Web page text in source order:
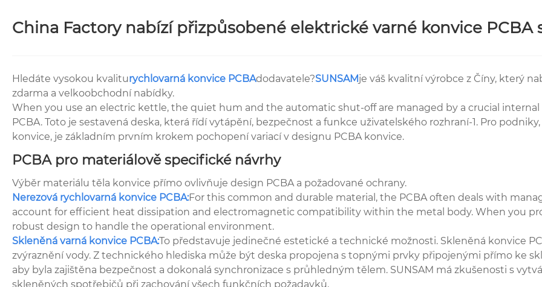
China Factory nabízí přizpůsobené elektrické varné konvice PCBA
Hledáte vysokou kvaliturychlovarná konvice PCBAdodavatele?SUNSAMje váš kvalitní výrobce z Číny, který
zdarma a velkoobchodní nabídky.
When you use an electric kettle, the quiet hum and the automatic shut-off are managed by a crucial
PCBA. Toto je sestavená deska, která řídí vytápění, bezpečnost a funkce uživatelského rozhraní-1. Pro
konvice, je základním prvním krokem pochopení variací v designu PCBA konvice.
PCBA pro materiálově specifické návrhy
Výběr materiálu těla konvice přímo ovlivňuje design PCBA a požadované ochrany.
Nerezová rychlovarná konvice PCBA:For this common and durable material, the PCBA often deals with
account for efficient heat dissipation and electromagnetic compatibility within the metal body. When you
robust design to handle the operational environment.
Skleněná varná konvice PCBA:To představuje jedinečné estetické a technické možnosti. Skleněná konvice
zvýraznění vody. Z technického hlediska může být deska propojena s topnými prvky připojenými přímo ke
aby byla zajištěna bezpečnost a dokonalá synchronizace s průhledným tělem. SUNSAM má zkušenosti s
skleněných spotřebičů při zachování všech funkčních požadavků.